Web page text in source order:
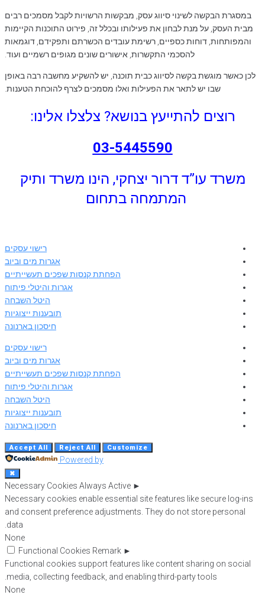
במסגרת הבקשה לשינוי סיווג עסק, מבקשות הרשויות לקבל מסמכים רבים
מבית העסק, על מנת לבחון את פעילותו ובכלל זה, פירוט התוכנות הקיימות
והמפותחות, דוחות כספיים, רשימת עובדים הכשרתם ותפקידם, דוגמאות
להסכמי התקשרות, אישורים שונים מגופים רשמיים ועוד.
לכן כאשר מוגשת בקשה לסיווג כבית תוכנה, יש להשקיע מחשבה רבה באופן
שבו יש לתאר את הפעילות ואלו מסמכים לצרף להוכחת הטענות.
רוצים להתייעץ בנושא? צלצלו אלינו:
03-5445590
משרד עו”ד דרור יצחקי, הינו משרד ותיק
המתמחה בתחום
רישוי עסקים
אגרות מים וביוב
הפחתת קנסות שפכים תעשייתיים
אגרות והיטלי פיתוח
היטל השבחה
תובענות ייצוגיות
חיסכון בארנונה
רישוי עסקים
אגרות מים וביוב
הפחתת קנסות שפכים תעשייתיים
אגרות והיטלי פיתוח
היטל השבחה
תובענות ייצוגיות
חיסכון בארנונה
Customize
Reject All
Accept All
Powered by
✖
►
Necessary Cookies Always Active
Necessary cookies enable essential site features like secure log-ins
and consent preference adjustments. They do not store personal
data.
None
►
Functional Cookies Remark
Functional cookies support features like content sharing on social
media, collecting feedback, and enabling third-party tools.
None